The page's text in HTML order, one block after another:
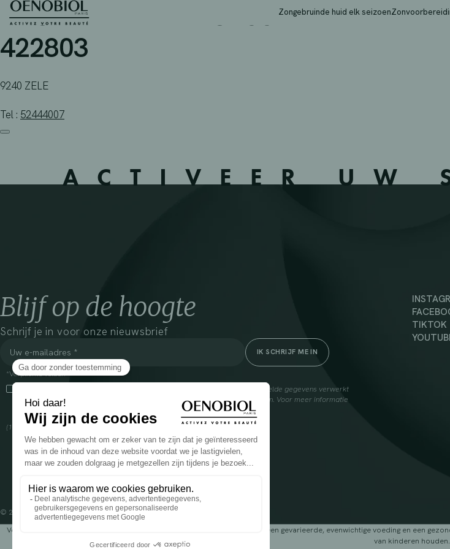
Skip
Zongebruinde huid elk seizoen
APOTHEEK VANHUYSSE BVBA –
422803
9240 ZELE
Tel : 52444007
ACTIVEER UW
Blijf op de hoogte
Schrijf je in voor onze nieuwsbrief
*Verplichte velden
Door dit vakje aan te vinken, ga ik ermee akkoord dat Cooper(1) de verzamelde gegevens verwerkt
om mij commerciële informatie te sturen over zijn producten en aanbiedingen. Voor meer informatie
over het beheer van uw gegevens en uw rechten, klikhier
(1) Coopération pharmaceutique Française, RCS Melun 399 227 636
TIKTOK
© 2024 OENOBIOL PARIS
Voedingssupplement dat moet worden geconsumeerd als onderdeel van een gevarieerde, evenwichtige voeding en een
van kinderen houden.